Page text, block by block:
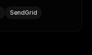
SendGrid